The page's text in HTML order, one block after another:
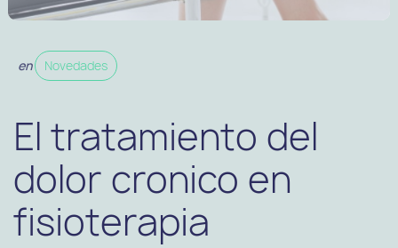
en Novedades
El tratamiento del
dolor cronico en
fisioterapia